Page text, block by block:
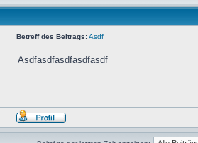
Betreff des Beitrags:Asdf
Asdfasdfasdfasdfasdf